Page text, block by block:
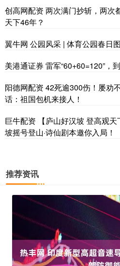
创高网配资 两次满门抄斩，两次
天下46年？
翼牛网 公园风采 | 体育公园春日
美港通证券 雷军“60+60=120”，
阳德网配资 42死逾300伤！屡劝
话：祖国包机来接人！
巨牛配资 【庐山好汉坡 登高观
坡摇号登山·诗仙剧本邀你入局！
推荐资讯